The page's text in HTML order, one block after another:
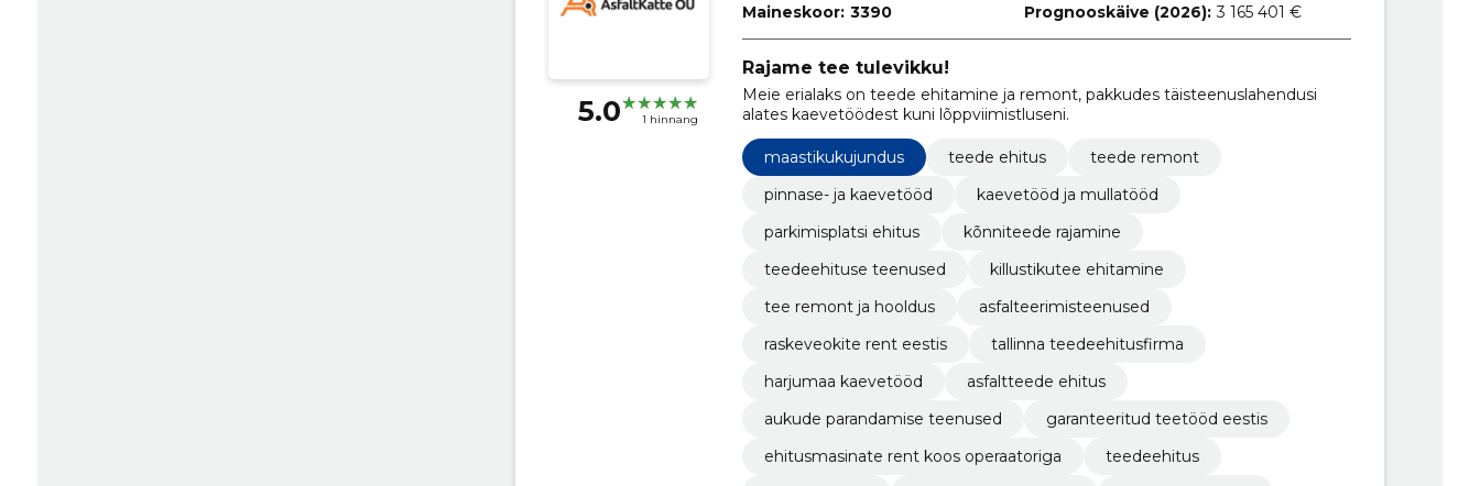
5.0 1 hinnang
Maineskoor: 3390
Prognooskäive (2026): 3 165 401 €
Rajame tee tulevikku!
Meie erialaks on teede ehitamine ja remont, pakkudes täisteenuslahendusi
alates kaevetöödest kuni lõppviimistluseni.
maastikukujundus teede ehitus
teede remont
pinnase- ja kaevetööd
kaevetööd ja mullatööd
parkimisplatsi ehitus
kõnniteede rajamine
teedeehituse teenused
killustikutee ehitamine
tee remont ja hooldus
asfalteerimisteenused
raskeveokite rent eestis
tallinna teedeehitusfirma
harjumaa kaevetööd
asfaltteede ehitus
aukude parandamise teenused
garanteeritud teetööd eestis
ehitusmasinate rent koos operaatoriga
teedeehitus